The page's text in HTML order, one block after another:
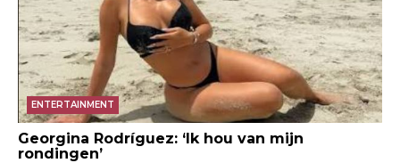
ENTERTAINMENT
Georgina Rodríguez: ‘Ik hou van mijn
rondingen’